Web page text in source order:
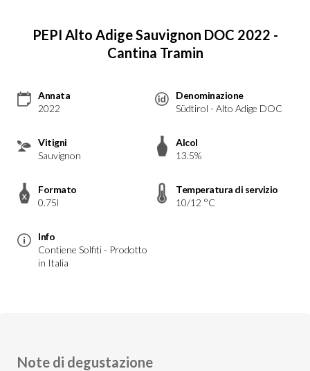
PEPI Alto Adige Sauvignon DOC 2022 -
Cantina Tramin
Annata
2022
Denominazione
Südtirol - Alto Adige DOC
Vitigni
Sauvignon
Alcol
13.5%
Formato
0.75l
Temperatura di servizio
10/12 °C
Info
Contiene Solfiti - Prodotto
in Italia
Note di degustazione